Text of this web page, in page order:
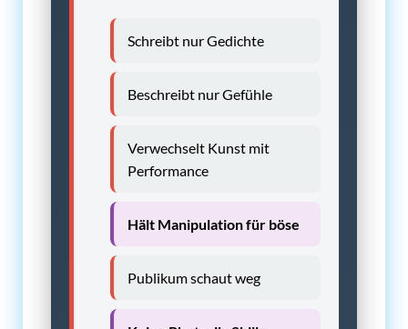
Schreibt nur Gedichte
Beschreibt nur Gefühle
Verwechselt Kunst mit
Performance
Hält Manipulation für böse
Publikum schaut weg